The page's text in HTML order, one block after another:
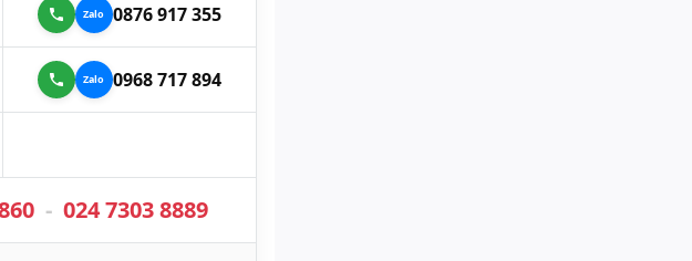
0876 917 355
0968 717 894
- 024 7303 8889